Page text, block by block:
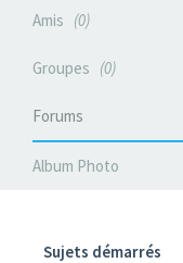
Amis 0
Groupes 0
Forums
Album Photo
Sujets démarrés